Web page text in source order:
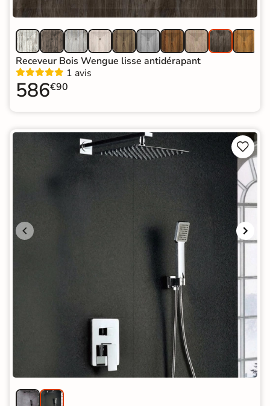
Receveur Bois Wengue lisse antidérapant
1 avis
586€90

